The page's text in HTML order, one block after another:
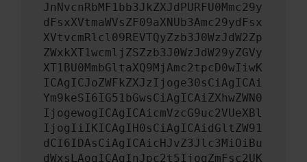
JnNvcnRbMF1bb3JkZXJdPURFU0Mmc29y
dFsxXVtmaWVsZF09aXNUb3Amc29ydFsx
XVtvcmRlcl09REVTQyZzb3J0WzJdW2Zp
ZWxkXT1wcmljZSZzb3J0WzJdW29yZGVy
XT1BU0MmbGltaXQ9MjAmc2tpcD0wIiwK
ICAgICJoZWFkZXJzIjoge30sCiAgICAi
Ym9keSI6IG51bGwsCiAgICAiZXhwZWN0
IjogewogICAgICAicmVzcG9uc2VUeXBl
IjogIiIKICAgIH0sCiAgICAidGltZW91
dCI6IDAsCiAgICAicHJvZ3Jlc3MiOiBu
dWxsLAogICAgInJpc2t5IjogZmFsc2UK